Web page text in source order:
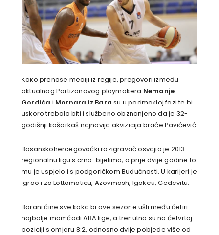
Kako prenose mediji iz regije, pregovori između
aktualnog Partizanovog playmakera Nemanje
Gordića i Mornara iz Bara su u podmakloj fazi te bi
uskoro trebalo biti i službeno obznanjeno da je 32-
godišnji košarkaš najnovija akvizicija braće Pavićević.
Bosanskohercegovački razigravač osvojio je 2013.
regionalnu ligu s crno-bijelima, a prije dvije godine to
mu je uspjelo i s podgoričkom Budućnosti. U karijeri je
igrao i za Lottomaticu, Azovmash, Igokeu, Cedevitu.
Barani čine sve kako bi ove sezone ušli među četiri
najbolje momčadi ABA lige, a trenutno su na četvrtoj
poziciji s omjeru 8:2, odnosno dvije pobjede više od